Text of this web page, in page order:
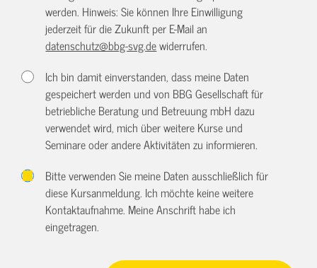
werden. Hinweis: Sie können Ihre Einwilligung
jederzeit für die Zukunft per E-Mail an
datenschutz@bbg-svg.dewiderrufen.
Ich bin damit einverstanden, dass meine Daten
gespeichert werden und von BBG Gesellschaft für
betriebliche Beratung und Betreuung mbH dazu
verwendet wird, mich über weitere Kurse und
Seminare oder andere Aktivitäten zu informieren.
Bitte verwenden Sie meine Daten ausschließlich für
diese Kursanmeldung. Ich möchte keine weitere
Kontaktaufnahme. Meine Anschrift habe ich
eingetragen.